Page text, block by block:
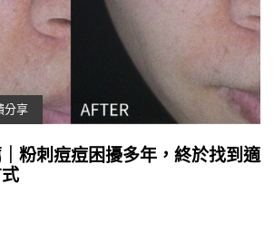
分享
粉刺痘痘困擾多年，終於找到適